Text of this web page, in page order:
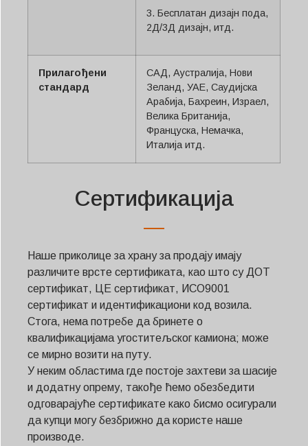
3. Бесплатан дизајн пода,
2Д/3Д дизајн, итд.
Прилагођени
стандард
САД, Аустралија, Нови
Зеланд, УАЕ, Саудијска
Арабија, Бахреин, Израел,
Велика Британија,
Француска, Немачка,
Италија итд.
Сертификација
Наше приколице за храну за продају имају
различите врсте сертификата, као што су ДОТ
сертификат, ЦЕ сертификат, ИСО9001
сертификат и идентификациони код возила.
Стога, нема потребе да бринете о
квалификацијама угоститељског камиона; може
се мирно возити на путу.
У неким областима где постоје захтеви за шасије
и додатну опрему, такође ћемо обезбедити
одговарајуће сертификате како бисмо осигурали
да купци могу безбрижно да користе наше
производе.
Slovenščina
Latviešu valoda
Dansk
Norsk nynorsk
Maori
Eesti
Български
Norsk bokmål
Svenska